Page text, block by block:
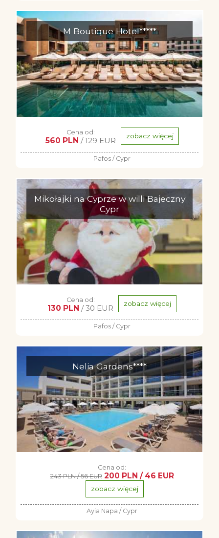
M Boutique Hotel*****
Cena od:
560 PLN / 129 EUR zobacz więcej
Pafos / Cypr
Mikołajki na Cyprze w willi Bajeczny
Cypr
Cena od:
130 PLN / 30 EUR zobacz więcej
Pafos / Cypr
Nelia Gardens****
Cena od:
243 PLN / 56 EUR 200 PLN / 46 EUR
zobacz więcej
Ayia Napa / Cypr